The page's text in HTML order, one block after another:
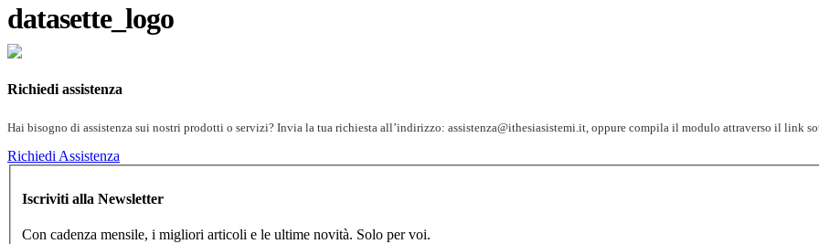
datasette_logo
Richiedi assistenza
Hai bisogno di assistenza sui nostri prodotti o servizi? Invia la tua richiesta all’indirizzo: assistenza@ithesiasistemi.it, oppure compila il modulo attraverso il link
Richiedi Assistenza
Iscriviti alla Newsletter
Con cadenza mensile, i migliori articoli e le ultime novità. Solo per voi.